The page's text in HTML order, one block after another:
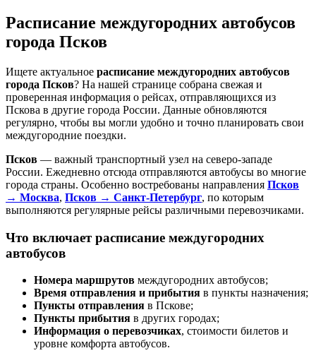
Расписание междугородних автобусов
города Псков
Ищете актуальное расписание междугородних автобусов
города Псков? На нашей странице собрана свежая и
проверенная информация о рейсах, отправляющихся из
Пскова в другие города России. Данные обновляются
регулярно, чтобы вы могли удобно и точно планировать свои
междугородние поездки.
Псков — важный транспортный узел на северо‑западе
России. Ежедневно отсюда отправляются автобусы во многие
города страны. Особенно востребованы направления Псков
→ Москва, Псков → Санкт‑Петербург, по которым
выполняются регулярные рейсы различными перевозчиками.
Что включает расписание междугородних
автобусов
Номера маршрутов междугородних автобусов;
Время отправления и прибытия в пункты назначения;
Пункты отправления в Пскове;
Пункты прибытия в других городах;
Информация о перевозчиках, стоимости билетов и
уровне комфорта автобусов.